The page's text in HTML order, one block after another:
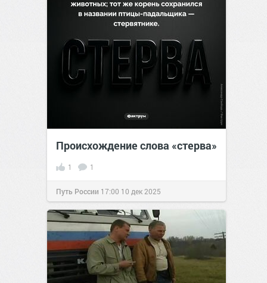
Происхождение слова «стерва»
1 1
Путь России 17:00 10 дек 2025